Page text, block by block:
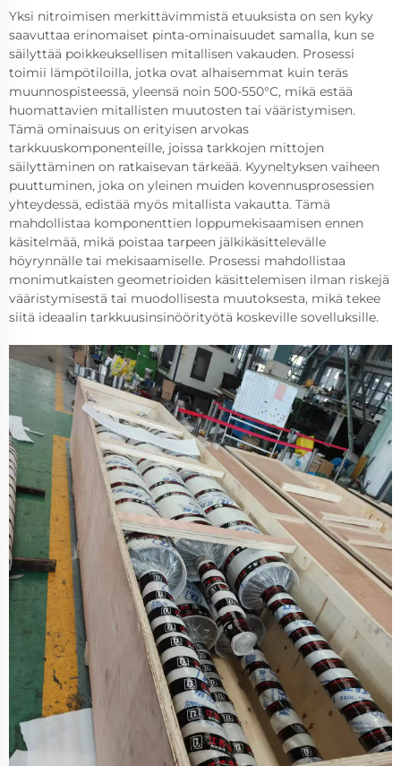
Yksi nitroimisen merkittävimmistä etuuksista on sen kyky
saavuttaa erinomaiset pinta-ominaisuudet samalla, kun se
säilyttää poikkeuksellisen mitallisen vakauden. Prosessi
toimii lämpötiloilla, jotka ovat alhaisemmat kuin teräs
muunnospisteessä, yleensä noin 500-550°C, mikä estää
huomattavien mitallisten muutosten tai vääristymisen.
Tämä ominaisuus on erityisen arvokas
tarkkuuskomponenteille, joissa tarkkojen mittojen
säilyttäminen on ratkaisevan tärkeää. Kyyneltyksen vaiheen
puuttuminen, joka on yleinen muiden kovennusprosessien
yhteydessä, edistää myös mitallista vakautta. Tämä
mahdollistaa komponenttien loppumekisaamisen ennen
käsitelmää, mikä poistaa tarpeen jälkikäsittelevälle
höyrynnälle tai mekisaamiselle. Prosessi mahdollistaa
monimutkaisten geometrioiden käsittelemisen ilman riskejä
vääristymisestä tai muodollisesta muutoksesta, mikä tekee
siitä ideaalin tarkkuusinsinöörityötä koskeville sovelluksille.